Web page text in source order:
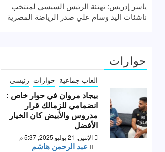
ياسر إدريس: تهنئة الرئيس السيسي لمنتخب
ناشئات اليد وسام علي صدر الرياضة المصرية
حوارات
العاب جماعية حوارات رئيسى
بيجاد مروان في حوار خاص :
انضمامي للزمالك قرار
مدروس والأبيض كان الخيار
الأفضل
الإثنين, 21 يوليو 2025, 5:37 م
عبد الرحمن هاشم